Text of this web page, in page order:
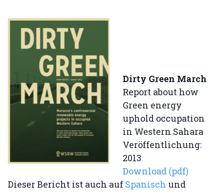
Dirty Green March
Report about how
Green energy
uphold occupation
in Western Sahara
Veröffentlichung:
2013
Download (pdf)
Dieser Bericht ist auch auf Spanisch und